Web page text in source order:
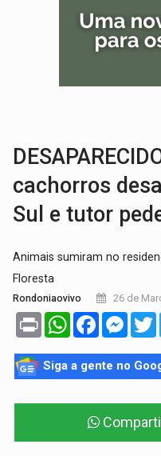
ENCONTRO:
PREVISÃO:
cachorros
Sul e tutor
Animais sumiram no
Floresta
Rondoniaovivo 26 de
Print WhatsAppFacebook
Siga a gente no